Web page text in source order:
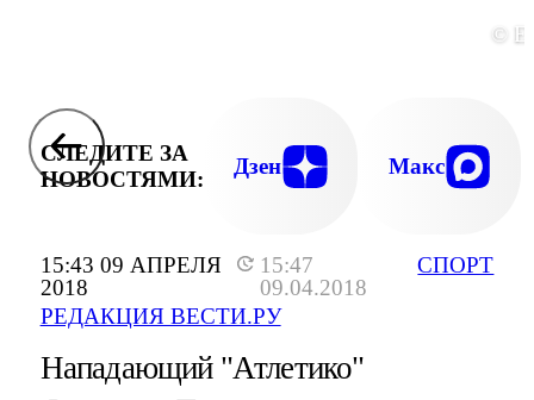
15:43 09 АПРЕЛЯ
2018
15:47
09.04.2018
РЕДАКЦИЯ ВЕСТИ.РУ
СПОРТ
©
СЛЕДИТЕ ЗА
НОВОСТЯМИ:
Дзен Макс
Нападающий "Атлетико"